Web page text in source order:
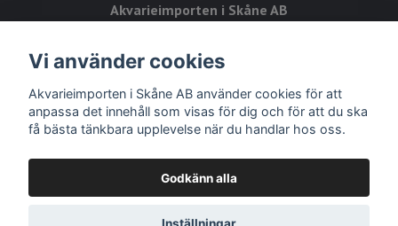
Akvarieimporten i Skåne AB
28234 Tyringe
Org.nr: 559093-8832
© 2026 Akvarieimporten
Vi använder cookies
Akvarieimporten i Skåne AB använder cookies för att
anpassa det innehåll som visas för dig och för att du ska
få bästa tänkbara upplevelse när du handlar hos oss.
Godkänn alla